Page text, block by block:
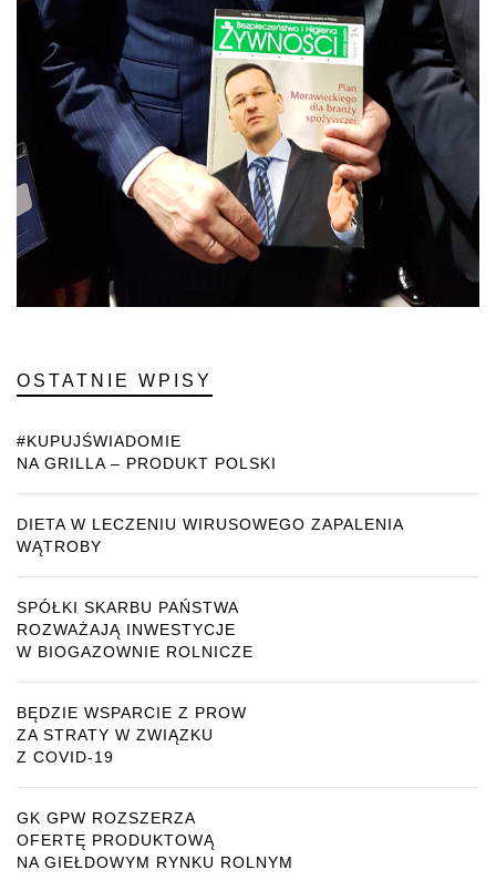
OSTATNIE WPISY
#KUPUJŚWIADOMIE
NA GRILLA – PRODUKT POLSKI
DIETA W LECZENIU WIRUSOWEGO ZAPALENIA
WĄTROBY
SPÓŁKI SKARBU PAŃSTWA
ROZWAŻAJĄ INWESTYCJE
W BIOGAZOWNIE ROLNICZE
BĘDZIE WSPARCIE Z PROW
ZA STRATY W ZWIĄZKU
Z COVID-19
GK GPW ROZSZERZA
OFERTĘ PRODUKTOWĄ
NA GIEŁDOWYM RYNKU ROLNYM